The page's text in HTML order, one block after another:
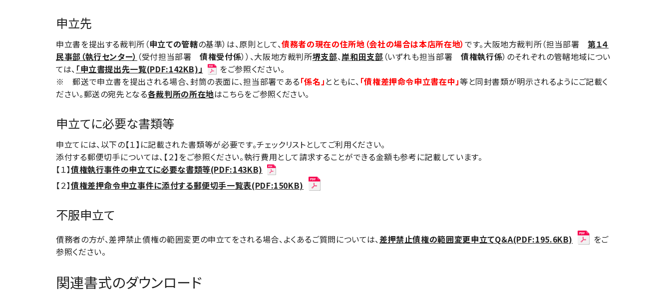
申立先
申立書を提出する裁判所（申立ての管轄の基準）は、原則として、債務者の現在の住所地（会社の場合は本店所在地） です。大阪地方裁判所（担当部署第１４
民事部（執行センター） （受付担当部署 債権受付係））、大阪地方裁判所堺支部、岸和田支部 （いずれも担当部署 債権執行係）のそれぞれの管轄地域につい
ては、 「申立書提出先一覧(PDF:142KB)」
をご参照ください。
※ 郵送で申立書を提出される場合、封筒の表面に、担当部署である「係名」 とともに、 「債権差押命令申立書在中」等と同封書類が明示されるようにご記載く
ださい。郵送の宛先となる各裁判所の所在地はこちらをご参照ください。
申立てに必要な書類等
申立てには、以下の【１】に記載された書類等が必要です。チェックリストとしてご利用ください。
添付する郵便切手については、【２】をご参照ください。執行費用として請求することができる金額も参考に記載しています。
【１】債権執行事件の申立てに必要な書類等(PDF:143KB)
【２】債権差押命令申立事件に添付する郵便切手一覧表(PDF:150KB)
不服申立て
債務者の方が、差押禁止債権の範囲変更の申立てをされる場合、よくあるご質問については、差押禁止債権の範囲変更申立てQ＆A(PDF:195.6KB)
をご
参照ください。
関連書式のダウンロード